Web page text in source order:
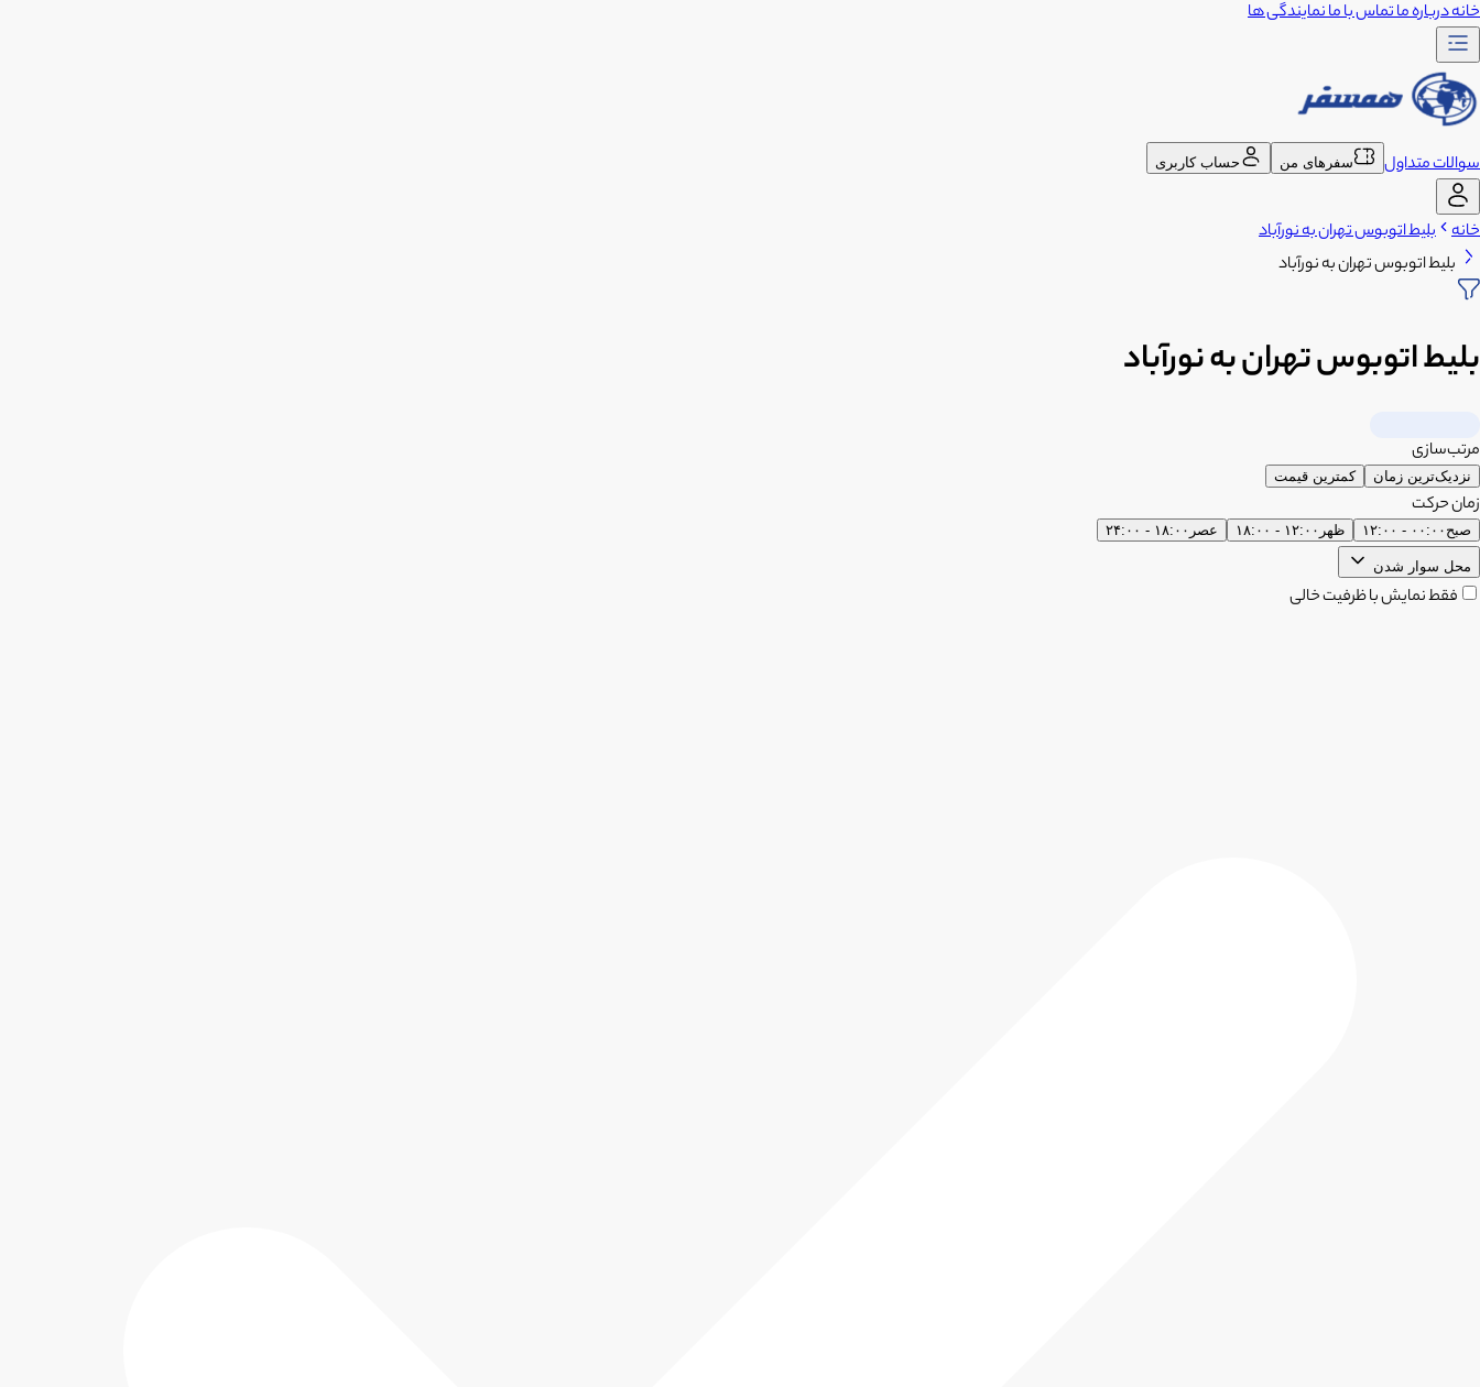
خانهدرباره ماتماس با مانمایندگی ها
سوالات متداول سفرهای من حساب کاربری
خانه بلیط اتوبوس تهران به نورآباد
بلیط اتوبوس تهران به نورآباد
بلیط اتوبوس تهران به نورآباد
مرتب‌سازی
نزدیک‌ترین زمان کمترین قیمت
زمان حرکت
صبح ۰۰:۰۰ - ۱۲:۰۰ ظهر ۱۲:۰۰ - ۱۸:۰۰ عصر ۱۸:۰۰ - ۲۴:۰۰
محل سوار شدن
فقط نمایش با ظرفیت خالی